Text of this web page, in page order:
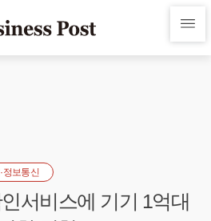
정보통신
서비스에 기기 1억대